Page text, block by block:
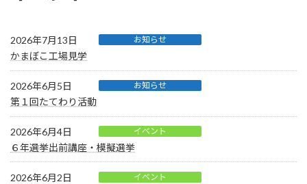
2026年7月13日 お知らせ
かまぼこ工場見学
2026年6月5日 お知らせ
第１回たてわり活動
2026年6月4日 イベント
６年選挙出前講座・模擬選挙
2026年6月2日 イベント